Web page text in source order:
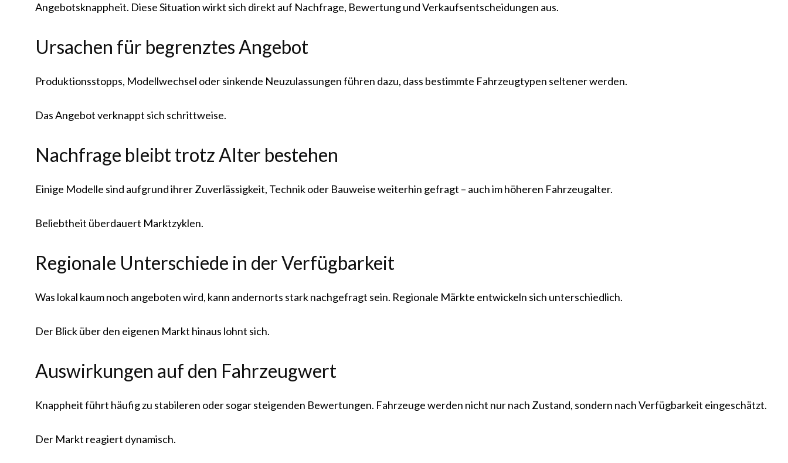
Angebotsknappheit. Diese Situation wirkt sich direkt auf Nachfrage, Bewertung und Verkaufsentscheidungen aus.
Ursachen für begrenztes Angebot
Produktionsstopps, Modellwechsel oder sinkende Neuzulassungen führen dazu, dass bestimmte Fahrzeugtypen seltener werden.
Das Angebot verknappt sich schrittweise.
Nachfrage bleibt trotz Alter bestehen
Einige Modelle sind aufgrund ihrer Zuverlässigkeit, Technik oder Bauweise weiterhin gefragt – auch im höheren Fahrzeugalter.
Beliebtheit überdauert Marktzyklen.
Regionale Unterschiede in der Verfügbarkeit
Was lokal kaum noch angeboten wird, kann andernorts stark nachgefragt sein. Regionale Märkte entwickeln sich unterschiedlich.
Der Blick über den eigenen Markt hinaus lohnt sich.
Auswirkungen auf den Fahrzeugwert
Knappheit führt häufig zu stabileren oder sogar steigenden Bewertungen. Fahrzeuge werden nicht nur nach Zustand, sondern nach Verfügbarkeit eingeschätzt.
Der Markt reagiert dynamisch.